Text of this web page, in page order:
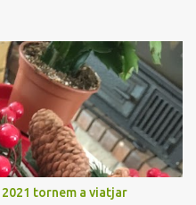
d'un poble que
animem a descobrir aquest
per la seva bellesa!
tornem a viatjar